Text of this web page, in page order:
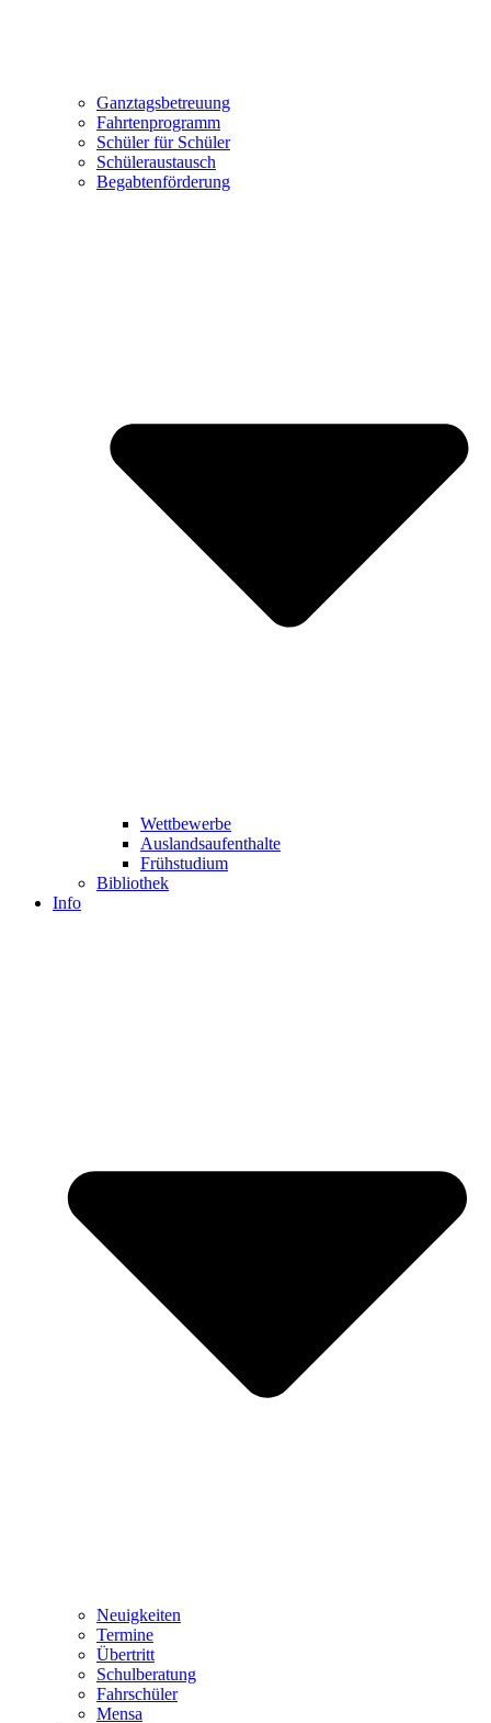
Ganztagsbetreuung
Fahrtenprogramm
Schüler für Schüler
Schüleraustausch
Begabtenförderung
Wettbewerbe
Auslandsaufenthalte
Frühstudium
Bibliothek
Info
Neuigkeiten
Termine
Übertritt
Schulberatung
Fahrschüler
Mensa